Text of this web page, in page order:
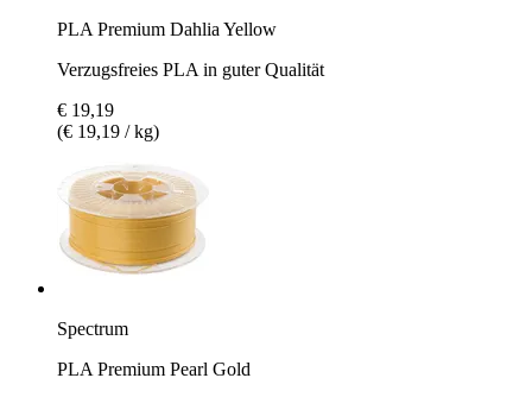
PLA Premium Dahlia Yellow
Verzugsfreies PLA in guter Qualität
€ 19,19
(€ 19,19 / kg)
Spectrum
PLA Premium Pearl Gold